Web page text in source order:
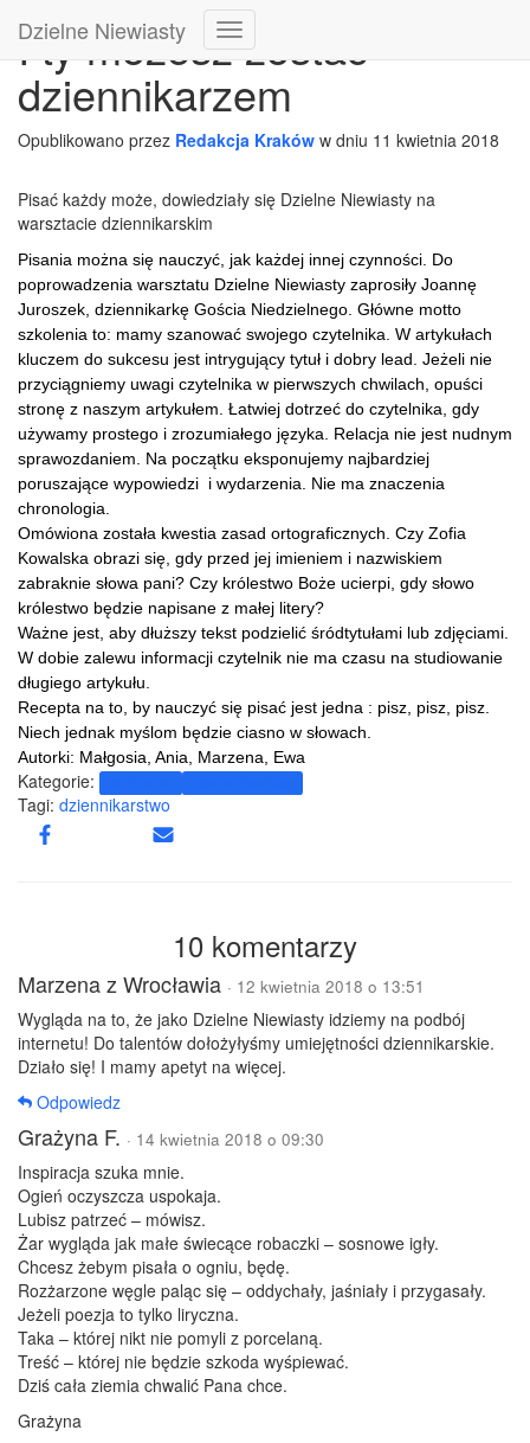
Dzielne Niewiasty
Przełącz
Nawigację
I ty możesz zostać
dziennikarzem
Opublikowano przez Redakcja Kraków w dniu 11 kwietnia 2018
Pisać każdy może, dowiedziały się Dzielne Niewiasty na
warsztacie dziennikarskim
Pisania można się nauczyć, jak każdej innej czynności. Do
poprowadzenia warsztatu Dzielne Niewiasty zaprosiły Joannę
Juroszek, dziennikarkę Gościa Niedzielnego. Główne motto
szkolenia to: mamy szanować swojego czytelnika. W artykułach
kluczem do sukcesu jest intrygujący tytuł i dobry lead. Jeżeli nie
przyciągniemy uwagi czytelnika w pierwszych chwilach, opuści
stronę z naszym artykułem. Łatwiej dotrzeć do czytelnika, gdy
używamy prostego i zrozumiałego języka. Relacja nie jest nudnym
sprawozdaniem. Na początku eksponujemy najbardziej
poruszające wypowiedzi i wydarzenia. Nie ma znaczenia
chronologia.
Omówiona została kwestia zasad ortograficznych. Czy Zofia
Kowalska obrazi się, gdy przed jej imieniem i nazwiskiem
zabraknie słowa pani? Czy królestwo Boże ucierpi, gdy słowo
królestwo będzie napisane z małej litery?
Ważne jest, aby dłuższy tekst podzielić śródtytułami lub zdjęciami.
W dobie zalewu informacji czytelnik nie ma czasu na studiowanie
długiego artykułu.
Recepta na to, by nauczyć się pisać jest jedna : pisz, pisz, pisz.
Niech jednak myślom będzie ciasno w słowach.
Autorki: Małgosia, Ania, Marzena, Ewa
Kategorie:
Tagi: dziennikarstwo
10 komentarzy
Marzena z Wrocławia · 12 kwietnia 2018 o 13:51
Wygląda na to, że jako Dzielne Niewiasty idziemy na podbój
internetu! Do talentów dołożyłyśmy umiejętności dziennikarskie.
Działo się! I mamy apetyt na więcej.
Odpowiedz
Grażyna F. · 14 kwietnia 2018 o 09:30
Inspiracja szuka mnie.
Ogień oczyszcza uspokaja.
Lubisz patrzeć – mówisz.
Żar wygląda jak małe świecące robaczki – sosnowe igły.
Chcesz żebym pisała o ogniu, będę.
Rozżarzone węgle paląc się – oddychały, jaśniały i przygasały.
Jeżeli poezja to tylko liryczna.
Taka – której nikt nie pomyli z porcelaną.
Treść – której nie będzie szkoda wyśpiewać.
Dziś cała ziemia chwalić Pana chce.
Grażyna